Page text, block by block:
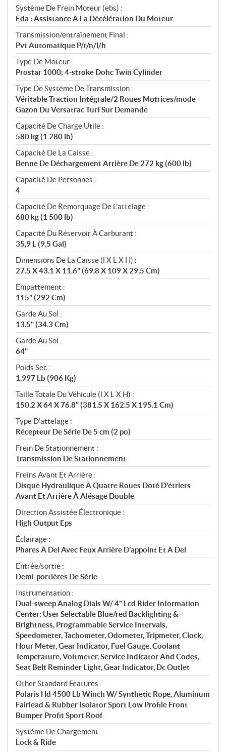
Système De Frein Moteur (ebs) :
Eda : Assistance À La Décélération Du Moteur
Transmission/entraînement Final :
Pvt Automatique P/r/n/l/h
Type De Moteur :
Prostar 1000; 4-stroke Dohc Twin Cylinder
Type De Système De Transmission :
Véritable Traction Intégrale/2 Roues Motrices/mode
Gazon Du Versatrac Turf Sur Demande
Capacité De Charge Utile :
580 kg (1 280 lb)
Capacité De La Caisse :
Benne De Déchargement Arrière De 272 kg (600 lb)
Capacité De Personnes :
4
Capacité De Remorquage De L’attelage :
680 kg (1 500 lb)
Capacité Du Réservoir À Carburant :
35,9 L (9,5 Gal)
Dimensions De La Caisse (l X L X H) :
27.5 X 43.1 X 11.6" (69.8 X 109 X 29.5 Cm)
Empattement :
115" (292 Cm)
Garde Au Sol :
13.5" (34.3 Cm)
Garde Au Sol :
64"
Poids Sec :
1,997 Lb (906 Kg)
Taille Totale Du Véhicule (l X L X H) :
150.2 X 64 X 76.8" (381.5 X 162.5 X 195.1 Cm)
Type D’attelage :
Récepteur De Série De 5 cm (2 po)
Frein De Stationnement :
Transmission De Stationnement
Freins Avant Et Arrière :
Disque Hydraulique À Quatre Roues Doté D'étriers
Avant Et Arrière À Alésage Double
Direction Assistée Électronique :
High Output Eps
Éclairage :
Phares À Del Avec Feux Arrière D’appoint Et À Del
Entrée/sortie :
Demi-portières De Série
Instrumentation :
Dual-sweep Analog Dials W/ 4" Lcd Rider Information
Center: User Selectable Blue/red Backlighting &
Brightness, Programmable Service Intervals,
Speedometer, Tachometer, Odometer, Tripmeter, Clock,
Hour Meter, Gear Indicator, Fuel Gauge, Coolant
Temperature, Voltmeter, Service Indicator And Codes,
Seat Belt Reminder Light, Gear Indicator, Dc Outlet
Other Standard Features :
Polaris Hd 4500 Lb Winch W/ Synthetic Rope, Aluminum
Fairlead & Rubber Isolator Sport Low Profile Front
Bumper Profit Sport Roof
Système De Chargement :
Lock & Ride